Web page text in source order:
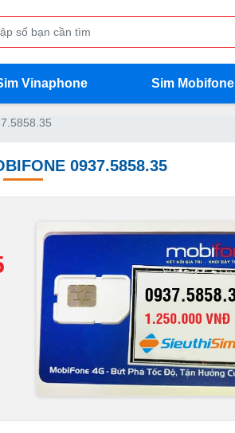
Vinaphone Sim Mobifone
0937.5858.35